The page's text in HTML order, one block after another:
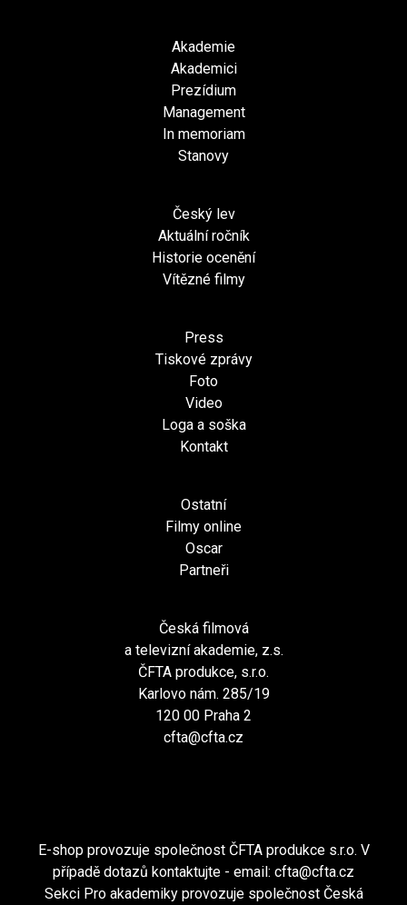
Akademie
Akademici
Prezídium
Management
In memoriam
Stanovy
Český lev
Aktuální ročník
Historie ocenění
Vítězné filmy
Press
Tiskové zprávy
Foto
Video
Loga a soška
Kontakt
Ostatní
Filmy online
Oscar
Partneři
Česká filmová
a televizní akademie, z.s.
ČFTA produkce, s.r.o.
Karlovo nám. 285/19
120 00 Praha 2
cfta@cfta.cz
E-shop provozuje společnost ČFTA produkce s.r.o. V
případě dotazů kontaktujte - email: cfta@cfta.cz
Sekci Pro akademiky provozuje společnost Česká